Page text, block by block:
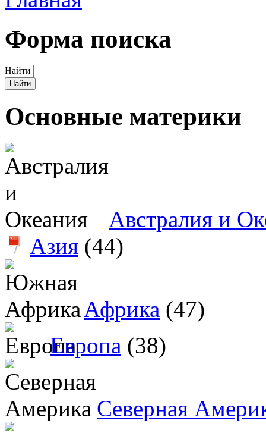
Форма поиска
Найти
Основные материки
Австралия и
Азия (44)
Африка (47)
Европа (38)
Северная